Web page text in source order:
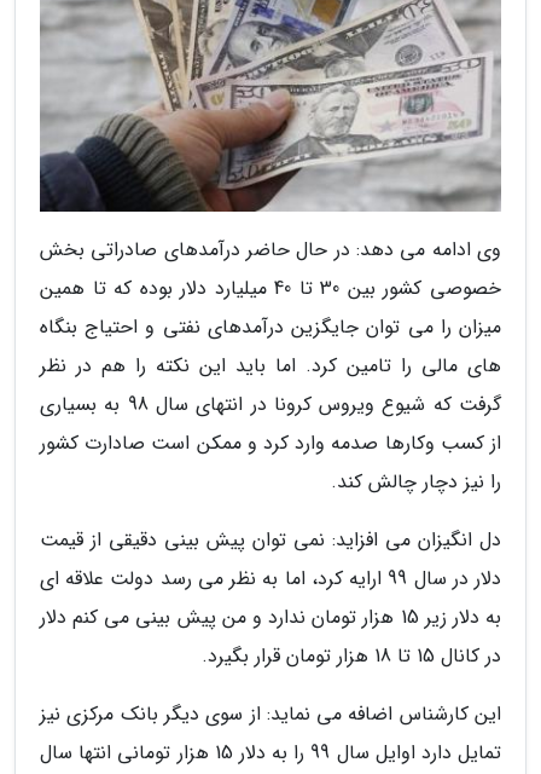
وی ادامه می دهد: در حال حاضر درآمدهای صادراتی بخش
خصوصی کشور بین 30 تا 40 میلیارد دلار بوده که تا همین
میزان را می توان جایگزین درآمدهای نفتی و احتیاج بنگاه
های مالی را تامین کرد. اما باید این نکته را هم در نظر
گرفت که شیوع ویروس کرونا در انتهای سال 98 به بسیاری
از کسب وکارها صدمه وارد کرد و ممکن است صادارت کشور
را نیز دچار چالش کند.
دل انگیزان می افزاید: نمی توان پیش بینی دقیقی از قیمت
دلار در سال 99 ارایه کرد، اما به نظر می رسد دولت علاقه ای
به دلار زیر 15 هزار تومان ندارد و من پیش بینی می کنم دلار
در کانال 15 تا 18 هزار تومان قرار بگیرد.
این کارشناس اضافه می نماید: از سوی دیگر بانک مرکزی نیز
تمایل دارد اوایل سال 99 را به دلار 15 هزار تومانی انتها سال